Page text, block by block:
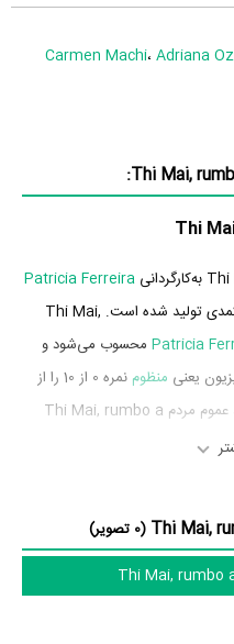
Carmen Machi، Adriana
Patricia Ferreira
در 2 سال پیش یعنی سال 1396 در گونه کمدی تولید شده است. Thi Mai,
Patricia محسوب می‌شود و
یعنی منظوم
نمره 0 از 10 را از
سوی مردم بدست بیاورد که نشان می‌دهد عموم مردم Thi Mai, rumbo a
بازیگران فیلم Thi Mai, rumbo a Vietnam چه کسانی هستند؟ در Thi
Carmen Machi
(0 تصویر)